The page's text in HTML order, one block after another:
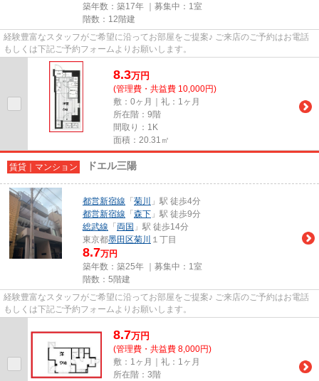
築年数：築17年 ｜募集中： 1室
階数：12階建
経験豊富なスタッフがご希望に沿ってお部屋をご提案♪ ご来店のご予約はお電話
もしくは下記ご予約フォームよりお願いします。
8.3万円
(管理費・共益費 10,000円)
敷：0ヶ月｜礼：1ヶ月
所在階：9階
間取り：1K
面積：20.31㎡
賃貸｜マンション ドエル三陽
都営新宿線 「 菊川
」駅 徒歩4分
都営新宿線 「 森下 」駅 徒歩9分
総武線 「 両国 」駅 徒歩14分
東京都墨田区菊川 １丁目
8.7万円
築年数：築25年 ｜募集中： 1室
階数：5階建
経験豊富なスタッフがご希望に沿ってお部屋をご提案♪ ご来店のご予約はお電話
もしくは下記ご予約フォームよりお願いします。
8.7万円
(管理費・共益費 8,000円)
敷：1ヶ月｜礼：1ヶ月
所在階：3階